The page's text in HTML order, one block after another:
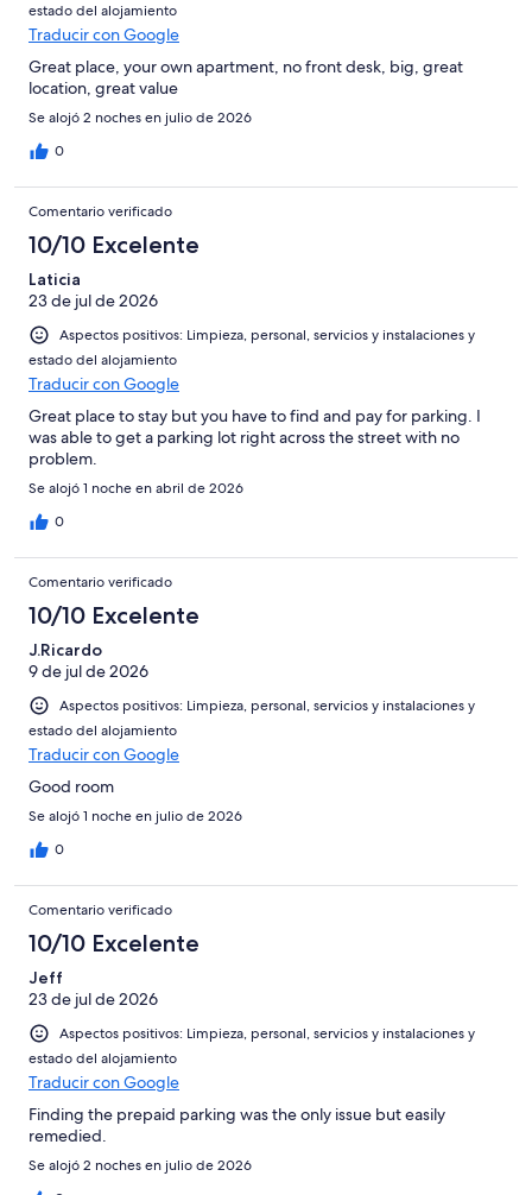
estado del alojamiento
Traducir con Google
Great place, your own apartment, no front desk, big, great
location, great value
Se alojó 2 noches en julio de 2026
0
Comentario verificado
10/10 Excelente
Laticia
23 de jul de 2026
Aspectos positivos: Limpieza, personal, servicios y instalaciones y
estado del alojamiento
Traducir con Google
Great place to stay but you have to find and pay for parking. I
was able to get a parking lot right across the street with no
problem.
Se alojó 1 noche en abril de 2026
0
Comentario verificado
10/10 Excelente
J.Ricardo
9 de jul de 2026
Aspectos positivos: Limpieza, personal, servicios y instalaciones y
estado del alojamiento
Traducir con Google
Good room
Se alojó 1 noche en julio de 2026
0
Comentario verificado
10/10 Excelente
Jeff
23 de jul de 2026
Aspectos positivos: Limpieza, personal, servicios y instalaciones y
estado del alojamiento
Traducir con Google
Finding the prepaid parking was the only issue but easily
remedied.
Se alojó 2 noches en julio de 2026